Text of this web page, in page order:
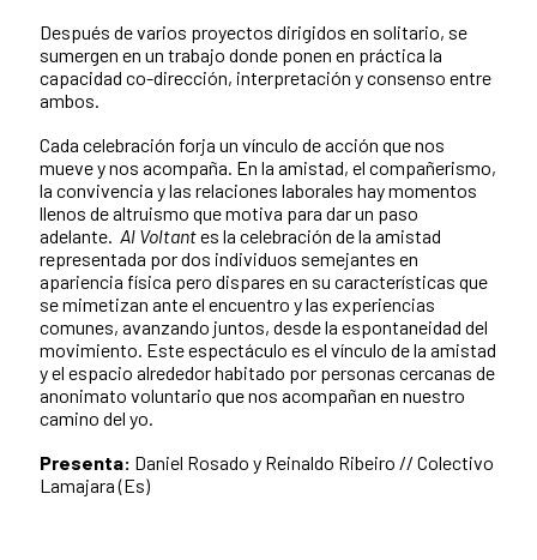
Después de varios proyectos dirigidos en solitario, se
sumergen en un trabajo donde ponen en práctica la
capacidad co-dirección, interpretación y consenso entre
ambos.
Cada celebración forja un vínculo de acción que nos
mueve y nos acompaña. En la amistad, el compañerismo,
la convivencia y las relaciones laborales hay momentos
llenos de altruismo que motiva para dar un paso
adelante. Al Voltantes la celebración de la amistad
representada por dos individuos semejantes en
apariencia física pero dispares en su características que
se mimetizan ante el encuentro y las experiencias
comunes, avanzando juntos, desde la espontaneidad del
movimiento. Este espectáculo es el vínculo de la amistad
y el espacio alrededor habitado por personas cercanas de
anonimato voluntario que nos acompañan en nuestro
camino del yo.
Presenta: Daniel Rosado y Reinaldo Ribeiro // Colectivo
Lamajara (Es)